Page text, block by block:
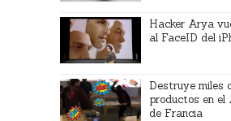
Hacker Arya
al FaceID del
Destruye miles
productos en el
de Francia